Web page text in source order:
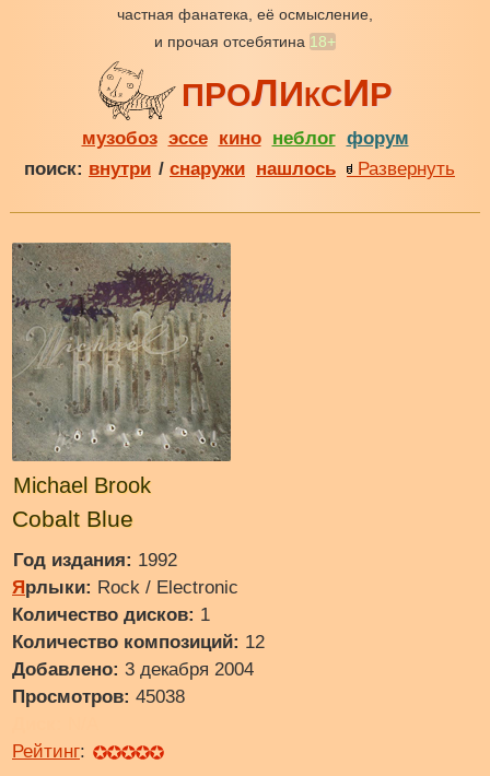
частная фанатека, её осмысление,
и прочая отсебятина 18+
ПРОЛИКСИР
музобоз эссе кино неблог форум
поиск: внутри / снаружи нашлось Развернуть
Michael Brook
Cobalt Blue
Год издания: 1992
Ярлыки: Rock / Electronic
Количество дисков: 1
Количество композиций: 12
Добавлено: 3 декабря 2004
Просмотров: 45038
Рейтинг: